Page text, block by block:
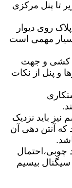
تا پنل مرکزی
روی دیوار
بسیار مهمی است
کشی و جهت
و پنل از نکات
باید نزدیک
که آنتن دهی آن
چوبی،احتمال
بیسیم